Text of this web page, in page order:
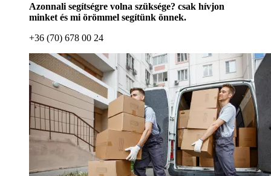
Azonnali segítségre volna szüksége? csak hívjon
minket és mi örömmel segítünk önnek.
+36 (70) 678 00 24